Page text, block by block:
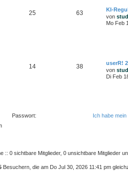
25 63
KI-
von
Mo Feb
14 38
userR!
von
Di Feb
Passwort:
Ich habe
:: 0 sichtbare Mitglieder, 0 unsichtbare Mitglieder
Besuchern, die am Do Jul 30, 2026 11:41 pm